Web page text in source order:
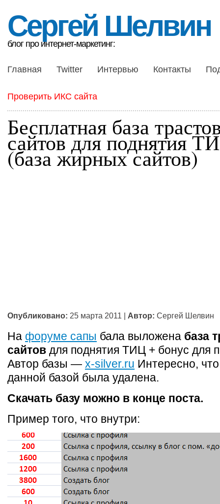
Сергей Шелвин
блог про интернет-маркетинг:
Главная Twitter Интервью Контакты
Проверить ИКС сайта
Бесплатная база
сайтов для поднятия
(база жирных сайтов)
Опубликовано: 25 марта 2011 | Автор: Сергей Шелвин
На форуме сапы бала выложена база
сайтов для поднятия ТИЦ + бонус для
Автор базы — x-silver.ru Интересно,
данной базой была удалена.
Скачать базу можно в конце поста.
Пример того, что внутри: